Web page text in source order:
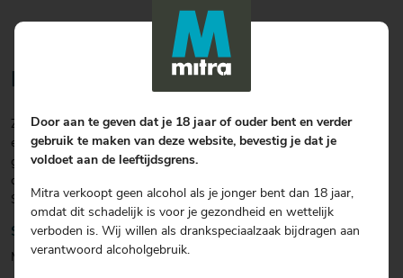
Bereiding
Zet de coupe of het margaritaglas in de vriezer. Hak de amandelen
en de chocolade fijn. Smelt de chocolade au bain-marie. Doop het
glas in de chocolade, bestrooi de rand met gehakte amandel. Shake
de rest van de ingrediënten, behalve de koekjes, in de shaker koud.
Schenk door een zeef het glas en garneer met de koekjes.
Soort glas
Martiniglas
Door aan te geven dat je 18 jaar of ouder bent en verder
gebruik te maken van deze website, bevestig je dat je
voldoet aan de leeftijdsgrens.
Mitra verkoopt geen alcohol als je jonger bent dan 18 jaar,
omdat dit schadelijk is voor je gezondheid en wettelijk
verboden is. Wij willen als drankspeciaalzaak bijdragen aan
verantwoord alcoholgebruik.